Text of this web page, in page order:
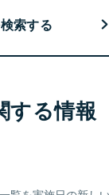
索する
する情報